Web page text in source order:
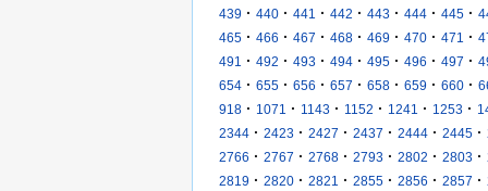
439 · 440 · 441 · 442 · 443 · 444 · 445 ·
465 · 466 · 467 · 468 · 469 · 470 · 471 ·
491
· 492 · 493 · 494 · 495 · 496 · 497 ·
654 · 655 · 656 · 657 · 658 · 659 · 660 ·
918 · 1071 · 1143 · 1152 · 1241 · 1253 ·
2344 · 2423 · 2427 · 2437 · 2444 · 2445 ·
2766 · 2767 · 2768 · 2793 · 2802 · 2803 ·
2819 · 2820 · 2821 · 2855 · 2856 · 2857 ·